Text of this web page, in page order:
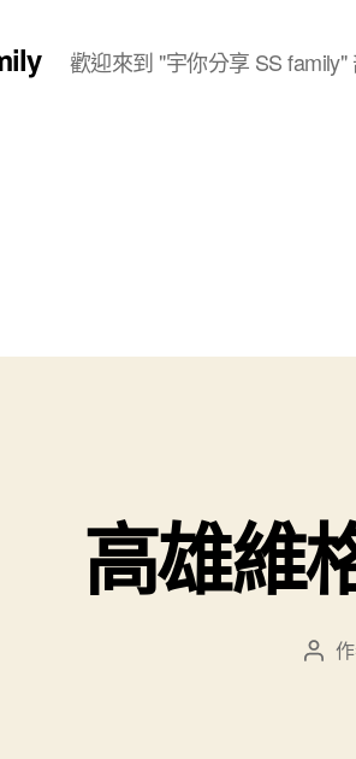
歡迎來到 "宇你分享 SS family"
高雄維
文